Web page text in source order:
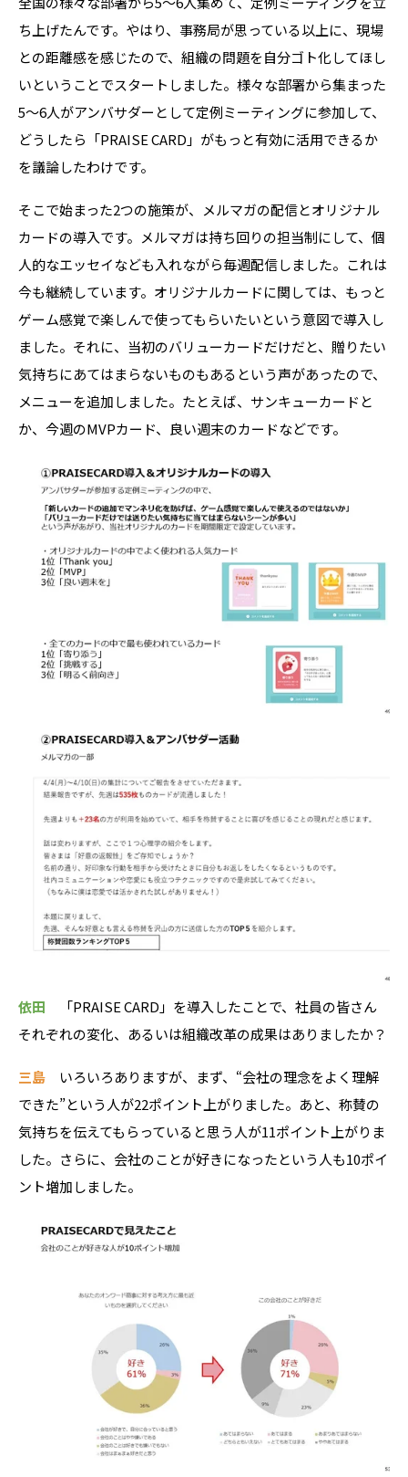
ち上げたんです。やはり、事務局が思っている以上に、現場
との距離感を感じたので、組織の問題を自分ゴト化してほし
いということでスタートしました。様々な部署から集まった
5～6人がアンバサダーとして定例ミーティングに参加して、
どうしたら「PRAISE CARD」がもっと有効に活用できるか
を議論したわけです。
そこで始まった2つの施策が、メルマガの配信とオリジナル
カードの導入です。メルマガは持ち回りの担当制にして、個
人的なエッセイなども入れながら毎週配信しました。これは
今も継続しています。オリジナルカードに関しては、もっと
ゲーム感覚で楽しんで使ってもらいたいという意図で導入し
ました。それに、当初のバリューカードだけだと、贈りたい
気持ちにあてはまらないものもあるという声があったので、
メニューを追加しました。たとえば、サンキューカードと
か、今週のMVPカード、良い週末のカードなどです。
依田
「PRAISE CARD」を導入したことで、社員の皆さん
それぞれの変化、あるいは組織改革の成果はありましたか？
三島 いろいろありますが、まず、“会社の理念をよく理解
できた”という人が22ポイント上がりました。あと、称賛の
気持ちを伝えてもらっていると思う人が11ポイント上がりま
した。さらに、会社のことが好きになったという人も10ポイ
ント増加しました。